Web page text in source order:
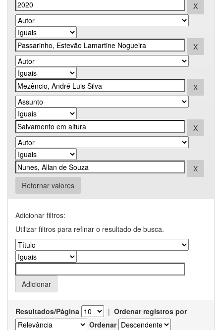
Retornar valores
Adicionar filtros:
Utilizar filtros para refinar o resultado de busca.
Resultados/Página | Ordenar registros por
Ordenar